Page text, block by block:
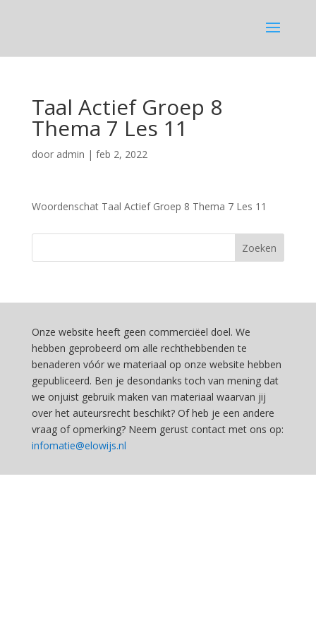
Taal Actief Groep 8
Thema 7 Les 11
door admin | feb 2, 2022
Woordenschat Taal Actief Groep 8 Thema 7 Les 11
Onze website heeft geen commerciëel doel. We
hebben geprobeerd om alle rechthebbenden te
benaderen vóór we materiaal op onze website hebben
gepubliceerd. Ben je desondanks toch van mening dat
we onjuist gebruik maken van materiaal waarvan jij
over het auteursrecht beschikt? Of heb je een andere
vraag of opmerking? Neem gerust contact met ons op:
infomatie@elowijs.nl